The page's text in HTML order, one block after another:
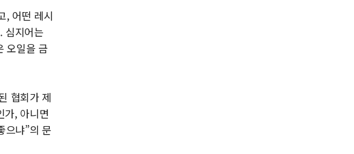
, 어떤 레시
심지어는
오일을 금
협회가 제
가, 아니면
으냐”의 문